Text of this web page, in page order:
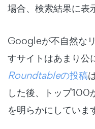
場合、検索結果に表
Googleが不自然な
すサイトはあまり公
Roundtableの投稿
した後、トップ100
を明らかにしていま